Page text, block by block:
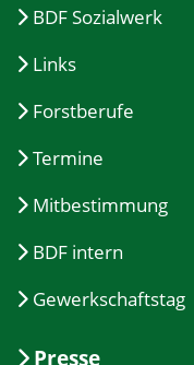
BDF Sozialwerk
Links
Forstberufe
Termine
Mitbestimmung
BDF intern
Gewerkschaftstag
Presse